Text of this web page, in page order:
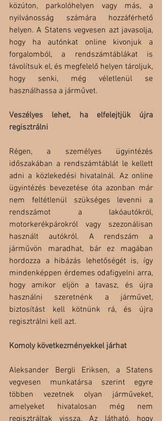
közúton, parkolóhelyen vagy más, a
nyilvánosság számára hozzáférhető
helyen. A Statens vegvesen azt javasolja,
hogy ha autónkat online kivonjuk a
forgalomból, a rendszámtáblákat is
távolítsuk el, és megfelelő helyen tároljuk,
hogy senki, még véletlenül se
használhassa a járművet.
Veszélyes lehet, ha elfelejtjük újra
regisztrálni
Régen, a személyes ügyintézés
időszakában a rendszámtáblát le kellett
adni a közlekedési hivatalnál. Az online
ügyintézés bevezetése óta azonban már
nem feltétlenül szükséges levenni a
rendszámot a lakóautókról,
motorkerékpárokról vagy szezonálisan
használt autókról. A rendszám a
járművön maradhat, bár ez magában
hordozza a hibázás lehetőségét is, így
mindenképpen érdemes odafigyelni arra,
hogy amikor eljön a tavasz, és újra
használni szeretnénk a járművet,
biztosítást kell kötnünk rá, és újra
regisztrálni kell azt.
Komoly következményekkel járhat
Aleksander Bergli Eriksen, a Statens
vegvesen munkatársa szerint egyre
többen vezetnek olyan járműveket,
amelyeket hivatalosan még nem
regisztráltak vissza. Az látható, hogy